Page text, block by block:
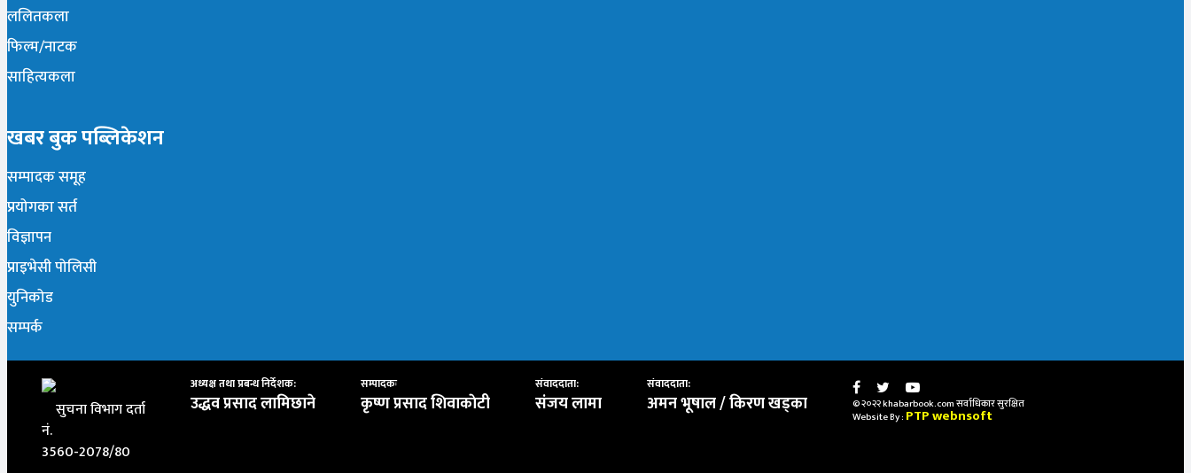
ललितकला
फिल्म/नाटक
साहित्यकला
खबर बुक पब्लिकेशन
सम्पादक समूह
प्रयोगका सर्त
विज्ञापन
प्राइभेसी पोलिसी
युनिकोड
सम्पर्क
सुचना विभाग दर्ता
नं.
3560-2078/80
अध्यक्ष तथा प्रबन्ध निर्देशक:
उद्धव प्रसाद लामिछाने
सम्पादकः
कृष्ण प्रसाद शिवाकाेटी
संवाददाता:
संजय लामा
संवाददाता:
अमन भूषाल / किरण खड्का
© २०२२ khabarbook.com सर्वाधिकार सुरक्षित
Website By : PTP webnsoft